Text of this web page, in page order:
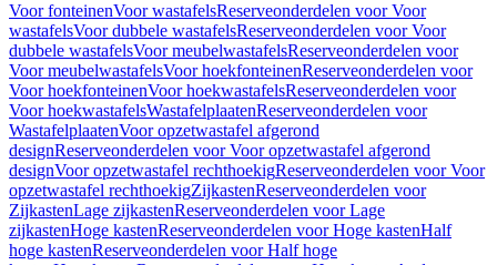
Voor fonteinenVoor wastafelsReserveonderdelen voor Voor
wastafelsVoor dubbele wastafelsReserveonderdelen voor Voor
dubbele wastafelsVoor meubelwastafelsReserveonderdelen voor
Voor meubelwastafelsVoor hoekfonteinenReserveonderdelen voor
Voor hoekfonteinenVoor hoekwastafelsReserveonderdelen voor
Voor hoekwastafelsWastafelplaatenReserveonderdelen voor
WastafelplaatenVoor opzetwastafel afgerond
designReserveonderdelen voor Voor opzetwastafel afgerond
designVoor opzetwastafel rechthoekigReserveonderdelen voor Voor
opzetwastafel rechthoekigZijkastenReserveonderdelen voor
ZijkastenLage zijkastenReserveonderdelen voor Lage
zijkastenHoge kastenReserveonderdelen voor Hoge kastenHalf
hoge kastenReserveonderdelen voor Half hoge